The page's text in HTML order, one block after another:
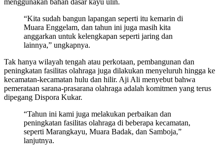
“Kita sudah bangun lapangan seperti itu kemarin di
Muara Enggelam, dan tahun ini juga masih kita
anggarkan untuk kelengkapan seperti jaring dan
lainnya,” ungkapnya.
Tak hanya wilayah tengah atau perkotaan, pembangunan dan
peningkatan fasilitas olahraga juga dilakukan menyeluruh hingga ke
kecamatan-kecamatan hulu dan hilir. Aji Ali menyebut bahwa
pemerataan sarana-prasarana olahraga adalah komitmen yang terus
dipegang Dispora Kukar.
“Tahun ini kami juga melakukan perbaikan dan
peningkatan fasilitas olahraga di beberapa kecamatan,
seperti Marangkayu, Muara Badak, dan Samboja,”
lanjutnya.